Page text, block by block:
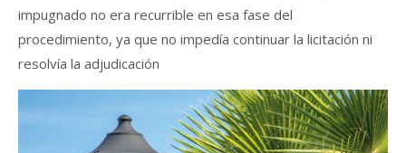
impugnado no era recurrible en esa fase del
procedimiento, ya que no impedía continuar la licitación ni
resolvía la adjudicación